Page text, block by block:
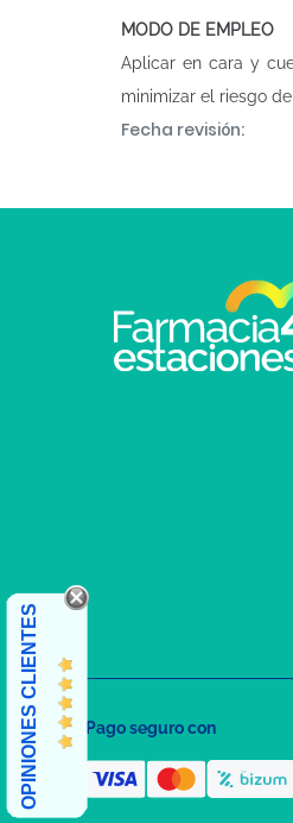
MODO DE EMPLEO
Aplicar en cara y
minimizar el riesgo
Fecha revisión:
OPINIONES CLIENTES Pago seguro con